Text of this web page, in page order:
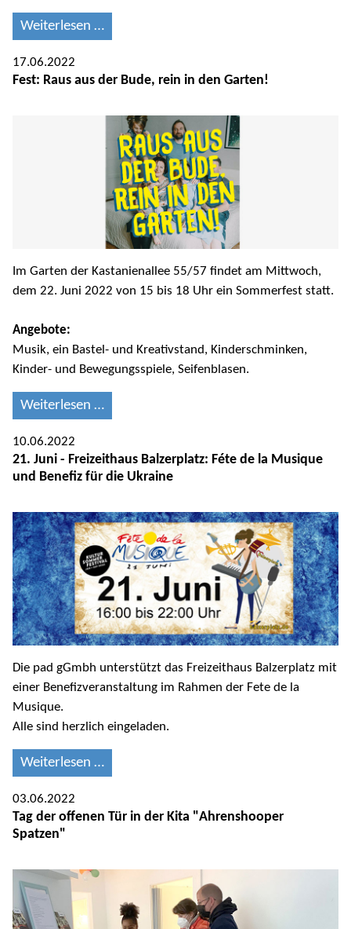
Weiterlesen …
17.06.2022
Fest: Raus aus der Bude, rein in den Garten!
Im Garten der Kastanienallee 55/57 findet am Mittwoch,
dem 22. Juni 2022 von 15 bis 18 Uhr ein Sommerfest statt.
Angebote:
Musik, ein Bastel- und Kreativstand, Kinderschminken,
Kinder- und Bewegungsspiele, Seifenblasen.
Weiterlesen …
10.06.2022
21. Juni - Freizeithaus Balzerplatz: Féte de la Musique
und Benefiz für die Ukraine
Die pad gGmbh unterstützt das Freizeithaus Balzerplatz mit
einer Benefizveranstaltung im Rahmen der Fete de la
Musique.
Alle sind herzlich eingeladen.
Weiterlesen …
03.06.2022
Tag der offenen Tür in der Kita "Ahrenshooper
Spatzen"